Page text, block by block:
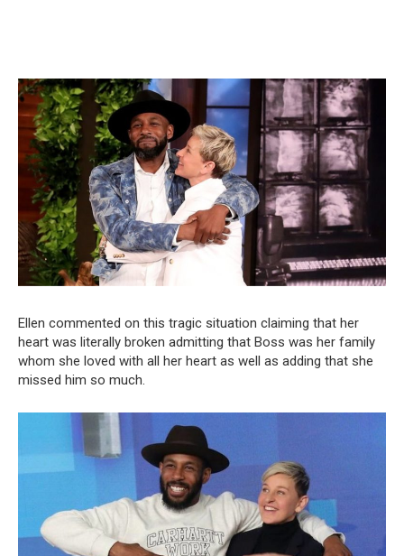
Ellen commented on this tragic situation claiming that her
heart was literally broken admitting that Boss was her family
whom she loved with all her heart as well as adding that she
missed him so much.